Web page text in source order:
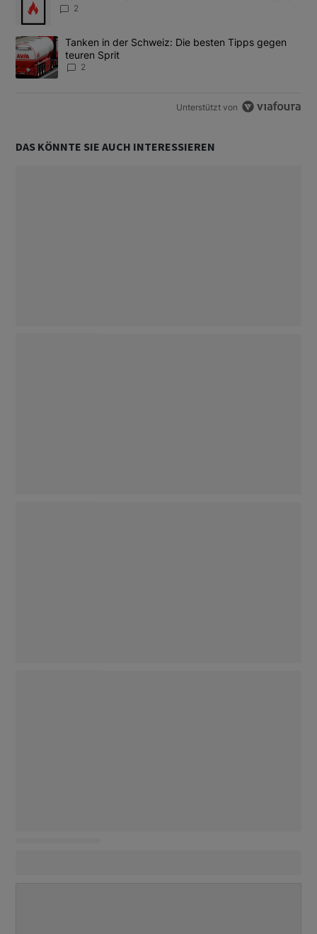
2
Ein Trendartikel mit dem Titel "Tanken in der Schweiz: Die
Tanken in der Schweiz: Die besten Tipps gegen
teuren Sprit
2
Unterstützt von
DAS KÖNNTE SIE AUCH INTERESSIEREN